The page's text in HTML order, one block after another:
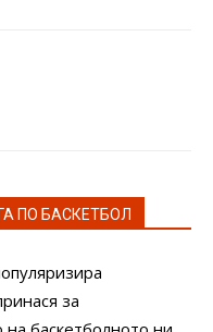
ПО БАСКЕТБОЛ
за